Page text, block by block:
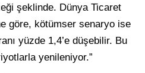
şeklinde. Dünya Ticaret
göre, kötümser senaryo ise
yüzde 1,4’e düşebilir. Bu
yenileniyor.”